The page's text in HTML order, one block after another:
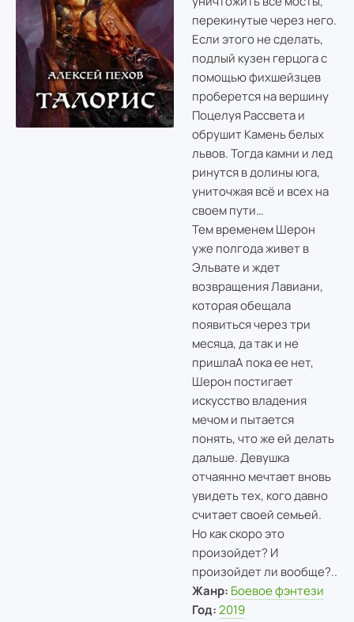
перекинутые через него.
Если этого не сделать,
подлый кузен герцога с
помощью фихшейзцев
проберется на вершину
Поцелуя Рассвета и
обрушит Камень белых
львов. Тогда камни и лед
ринутся в долины юга,
униточжая всё и всех на
своем пути…
Тем временем Шерон
уже полгода живет в
Эльвате и ждет
возвращения Лавиани,
которая обещала
появиться через три
месяца, да так и не
пришлаА пока ее нет,
Шерон постигает
искусство владения
мечом и пытается
понять, что же ей делать
дальше. Девушка
отчаянно мечтает вновь
увидеть тех, кого давно
считает своей семьей.
Но как скоро это
произойдет? И
произойдет ли вообще?..
Жанр: Боевое фэнтези
Год: 2019